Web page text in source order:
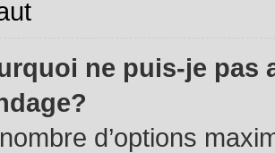
ne puis-je pas
d’options